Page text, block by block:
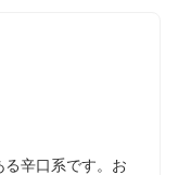
辛口系です。お